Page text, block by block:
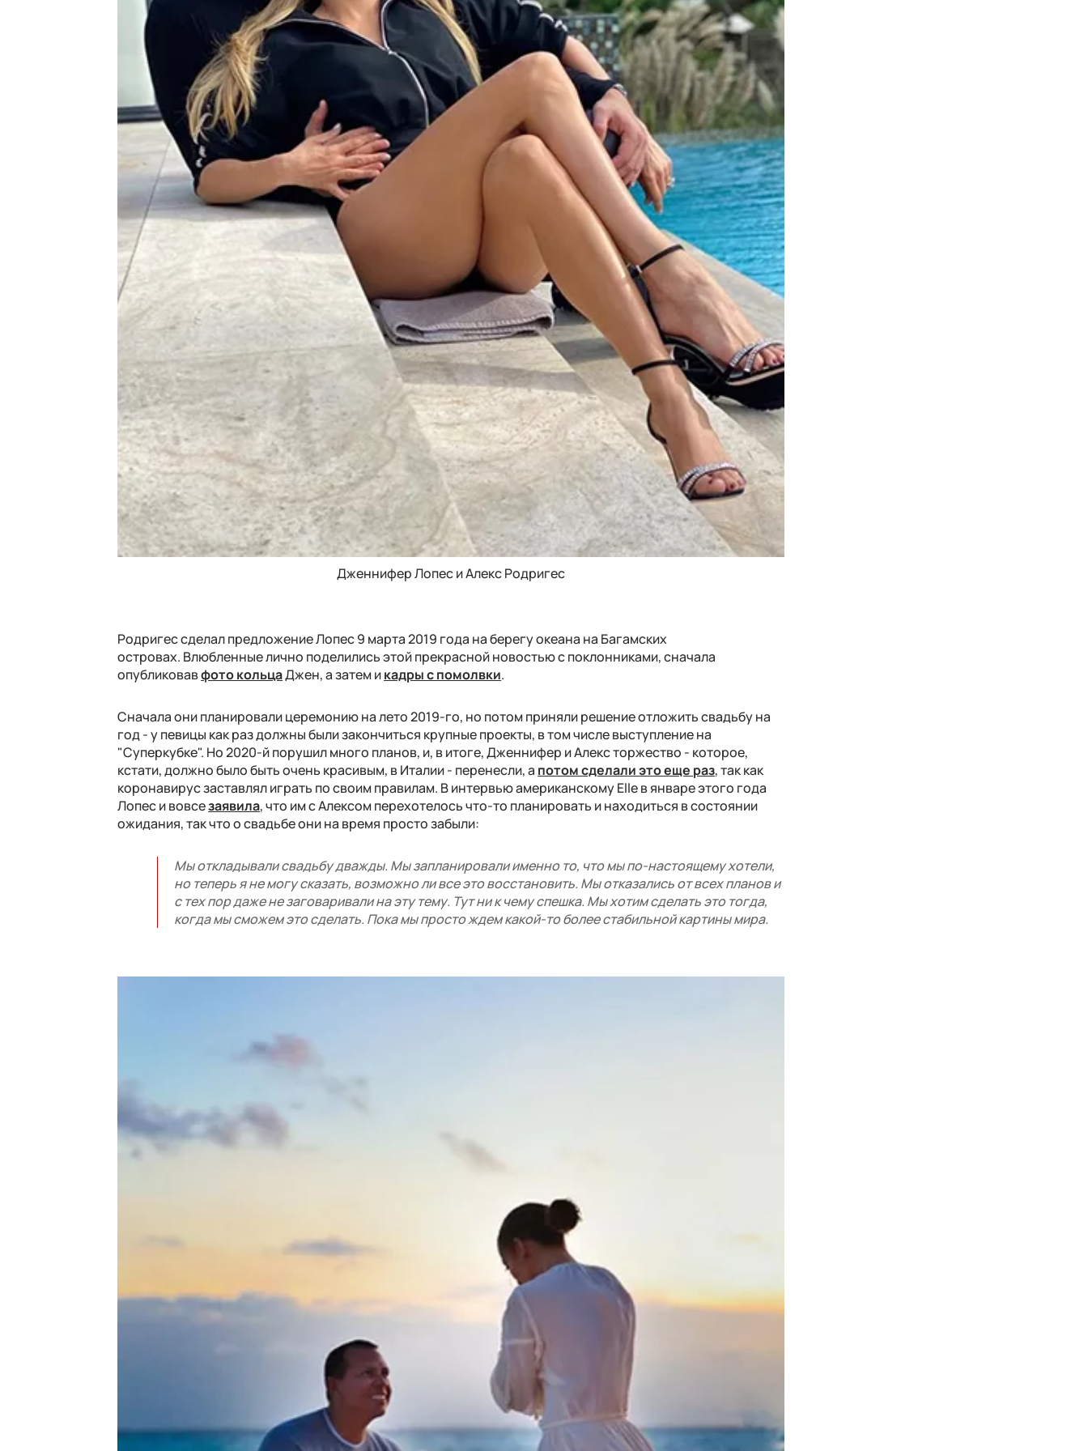
Дженнифер Лопес и Алекс Родригес
Родригес сделал предложение Лопес 9 марта 2019 года на берегу океана на Багамских
островах. Влюбленные лично поделились этой прекрасной новостью с поклонниками, сначала
опубликовавфото кольцаДжен, а затем икадры с помолвки.
Сначала они планировали церемонию на лето 2019-го, но потом приняли решение отложить свадьбу на
год - у певицы как раз должны были закончиться крупные проекты, в том числе выступление на
"Суперкубке". Но 2020-й порушил много планов, и, в итоге, Дженнифер и Алекс торжество - которое,
кстати, должно было быть очень красивым, в Италии - перенесли, а потом сделали это еще раз, так как
коронавирус заставлял играть по своим правилам. В интервью американскому Elle в январе этого года
Лопес и вовсезаявила, что им с Алексом перехотелось что-то планировать и находиться в состоянии
ожидания, так что о свадьбе они на время просто забыли:
Мы откладывали свадьбу дважды. Мы запланировали именно то, что мы по-настоящему хотели,
но теперь я не могу сказать, возможно ли все это восстановить. Мы отказались от всех планов и
с тех пор даже не заговаривали на эту тему. Тут ни к чему спешка. Мы хотим сделать это тогда,
когда мы сможем это сделать. Пока мы просто ждем какой-то более стабильной картины мира.